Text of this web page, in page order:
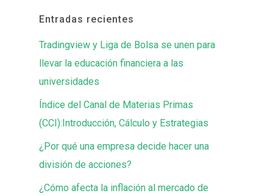
Entradas recientes
Tradingview y Liga de Bolsa se unen para
llevar la educación financiera a las
universidades
Índice del Canal de Materias Primas
(CCI):Introducción, Cálculo y Estrategias
¿Por qué una empresa decide hacer una
división de acciones?
¿Cómo afecta la inflación al mercado de